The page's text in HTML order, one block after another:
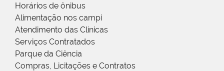
Horários de ônibus
Alimentação nos campi
Atendimento das Clínicas
Serviços Contratados
Parque da Ciência
Compras, Licitações e Contratos